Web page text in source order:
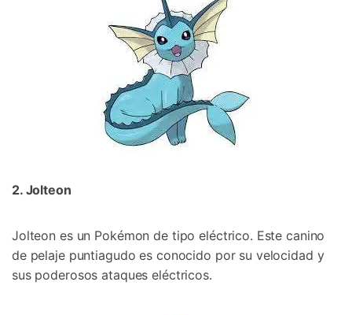
2. Jolteon󠀲󠀡󠀨󠀠󠀢󠀣󠀢󠀦󠀢󠀳
Jolteon es un Pokémon de tipo eléctrico.󠀲󠀡󠀨󠀠󠀢󠀣󠀢󠀦󠀣󠀳󠀰 Este canino
de pelaje puntiagudo es conocido por su velocidad y
sus poderosos ataques eléctricos.󠀲󠀡󠀨󠀠󠀢󠀣󠀢󠀦󠀤